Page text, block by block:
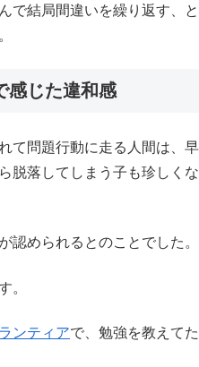
で結局間違いを繰り返す、と
感じた違和感
て問題行動に走る人間は、早
脱落してしまう子も珍しくな
認められるとのことでした。
。
ンティアで、勉強を教えてた